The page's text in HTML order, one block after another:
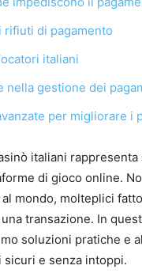
di pagamento
italiani
nella gestione dei
per migliorare i
italiani
di gioco online.
mondo, molteplici
transazione. In
soluzioni pratiche e
e senza intoppi.